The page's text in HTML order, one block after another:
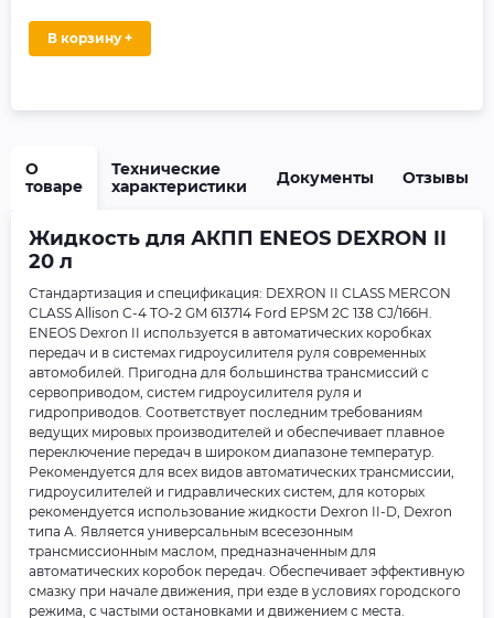
В корзину +
О
товаре
Технические
характеристики
Документы Отзывы
Жидкость для АКПП ENEOS DEXRON II
20 л
Стандартизация и спецификация: DEXRON II CLASS MERCON
CLASS Allison C-4 TO-2 GM 613714 Ford EPSM 2C 138 CJ/166H.
ENEOS Dexron II используется в автоматических коробках
передач и в системах гидроусилителя руля современных
автомобилей. Пригодна для большинства трансмиссий с
сервоприводом, систем гидроусилителя руля и
гидроприводов. Соответствует последним требованиям
ведущих мировых производителей и обеспечивает плавное
переключение передач в широком диапазоне температур.
Рекомендуется для всех видов автоматических трансмиссии,
гидроусилителей и гидравлических систем, для которых
рекомендуется использование жидкости Dexron II-D, Dexron
типа A. Является универсальным всесезонным
трансмиссионным маслом, предназначенным для
автоматических коробок передач. Обеспечивает эффективную
смазку при начале движения, при езде в условиях городского
режима, с частыми остановками и движением с места.